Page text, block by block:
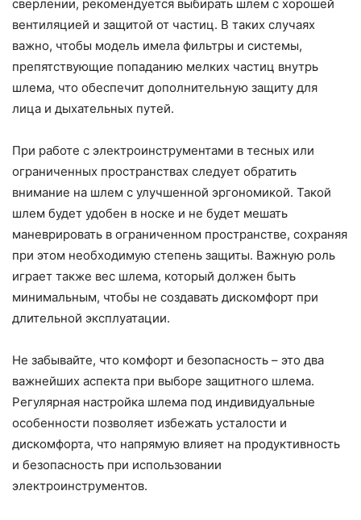
сверлении, рекомендуется выбирать шлем с хорошей
вентиляцией и защитой от частиц. В таких случаях
важно, чтобы модель имела фильтры и системы,
препятствующие попаданию мелких частиц внутрь
шлема, что обеспечит дополнительную защиту для
лица и дыхательных путей.
При работе с электроинструментами в тесных или
ограниченных пространствах следует обратить
внимание на шлем с улучшенной эргономикой. Такой
шлем будет удобен в носке и не будет мешать
маневрировать в ограниченном пространстве, сохраняя
при этом необходимую степень защиты. Важную роль
играет также вес шлема, который должен быть
минимальным, чтобы не создавать дискомфорт при
длительной эксплуатации.
Не забывайте, что комфорт и безопасность – это два
важнейших аспекта при выборе защитного шлема.
Регулярная настройка шлема под индивидуальные
особенности позволяет избежать усталости и
дискомфорта, что напрямую влияет на продуктивность
и безопасность при использовании
электроинструментов.